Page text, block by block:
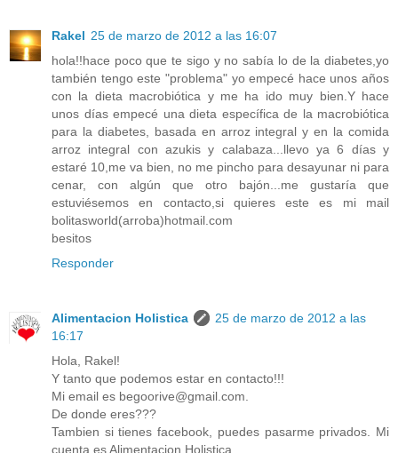
Rakel 25 de marzo de 2012 a las 16:07
hola!!hace poco que te sigo y no sabía lo de la diabetes,yo
también tengo este "problema" yo empecé hace unos años
con la dieta macrobiótica y me ha ido muy bien.Y hace
unos días empecé una dieta específica de la macrobiótica
para la diabetes, basada en arroz integral y en la comida
arroz integral con azukis y calabaza...llevo ya 6 días y
estaré 10,me va bien, no me pincho para desayunar ni para
cenar, con algún que otro bajón...me gustaría que
estuviésemos en contacto,si quieres este es mi mail
bolitasworld(arroba)hotmail.com
besitos
Responder
Alimentacion Holistica
25 de marzo de 2012 a las
16:17
Hola, Rakel!
Y tanto que podemos estar en contacto!!!
Mi email es begoorive@gmail.com.
De donde eres???
Tambien si tienes facebook, puedes pasarme privados. Mi
cuenta es Alimentacion Holistica.